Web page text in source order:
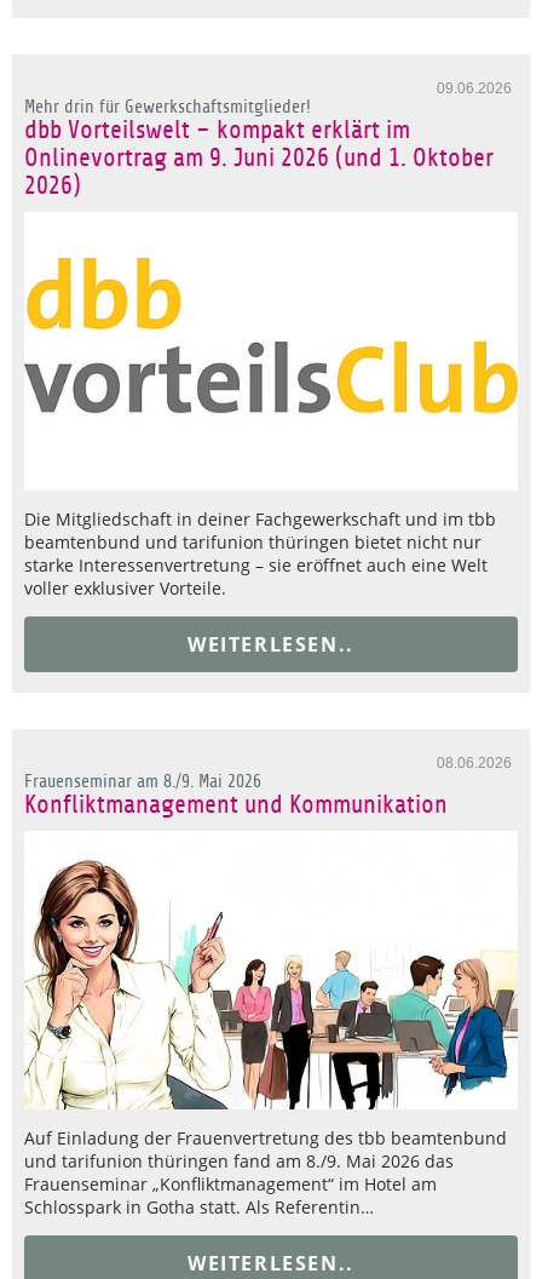
09.06.2026
Mehr drin für Gewerkschaftsmitglieder!
dbb Vorteilswelt – kompakt erklärt im
Onlinevortrag am 9. Juni 2026 (und 1. Oktober
2026)
Die Mitgliedschaft in deiner Fachgewerkschaft und im tbb
beamtenbund und tarifunion thüringen bietet nicht nur
starke Interessenvertretung – sie eröffnet auch eine Welt
voller exklusiver Vorteile.
WEITERLESEN..
08.06.2026
Frauenseminar am 8./9. Mai 2026
Konfliktmanagement und Kommunikation
Auf Einladung der Frauenvertretung des tbb beamtenbund
und tarifunion thüringen fand am 8./9. Mai 2026 das
Frauenseminar „Konfliktmanagement“ im Hotel am
Schlosspark in Gotha statt. Als Referentin…
WEITERLESEN..